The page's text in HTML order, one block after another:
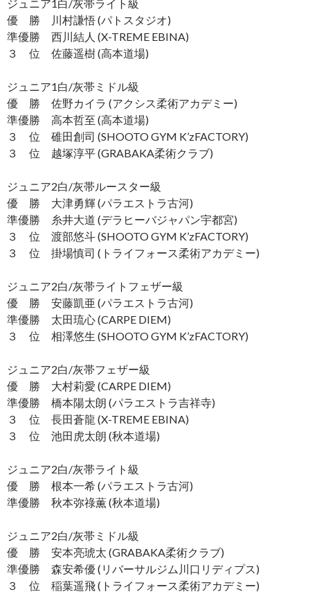
ジュニア1白/灰帯ライト級
優 勝 川村謙悟 (パトスタジオ)
準優勝 西川結人 (X-TREME EBINA)
３ 位 佐藤遥樹 (高本道場)
ジュニア1白/灰帯ミドル級
優 勝 佐野カイラ (アクシス柔術アカデミー)
準優勝 高本哲至 (高本道場)
３ 位 碓田創司 (SHOOTO GYM K’zFACTORY)
３ 位 越塚淳平 (GRABAKA柔術クラブ)
ジュニア2白/灰帯ルースター級
優 勝 大津勇輝 (パラエストラ古河)
準優勝 糸井大道 (デラヒーバジャパン宇都宮)
３ 位 渡部悠斗 (SHOOTO GYM K’zFACTORY)
３ 位 掛場慎司 (トライフォース柔術アカデミー)
ジュニア2白/灰帯ライトフェザー級
優 勝 安藤凱亜 (パラエストラ古河)
準優勝 太田琉心 (CARPE DIEM)
３ 位 相澤悠生 (SHOOTO GYM K’zFACTORY)
ジュニア2白/灰帯フェザー級
優 勝 大村莉愛 (CARPE DIEM)
準優勝 橋本陽太朗 (パラエストラ吉祥寺)
３ 位 長田蒼龍 (X-TREME EBINA)
３ 位 池田虎太朗 (秋本道場)
ジュニア2白/灰帯ライト級
優 勝 根本一希 (パラエストラ古河)
準優勝 秋本弥祿薫 (秋本道場)
ジュニア2白/灰帯ミドル級
優 勝 安本亮琥太 (GRABAKA柔術クラブ)
準優勝 森安希優 (リバーサルジム川口リディプス)
３ 位 稲葉遥飛 (トライフォース柔術アカデミー)